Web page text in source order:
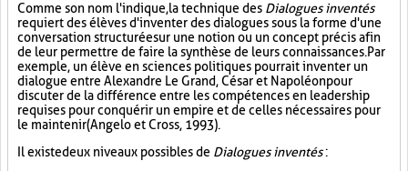
Comme son nom l'indique, la technique des Dialogues inventés
requiert des élèves d'inventer des dialogues sous la forme d'une
conversation structurée sur une notion ou un concept précis afin
de leur permettre de faire la synthèse de leurs connaissances. Par
exemple, un élève en sciences politiques pourrait inventer un
dialogue entre Alexandre Le Grand, César et Napoléon pour
discuter de la différence entre les compétences en leadership
requises pour conquérir un empire et de celles nécessaires pour
le maintenir (Angelo et Cross, 1993).
Il existe deux niveaux possibles de Dialogues inventés: